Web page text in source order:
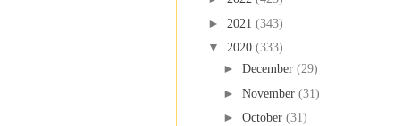
► 2021 (343)
▼ 2020 (333)
► December (29)
► November (31)
► October (31)